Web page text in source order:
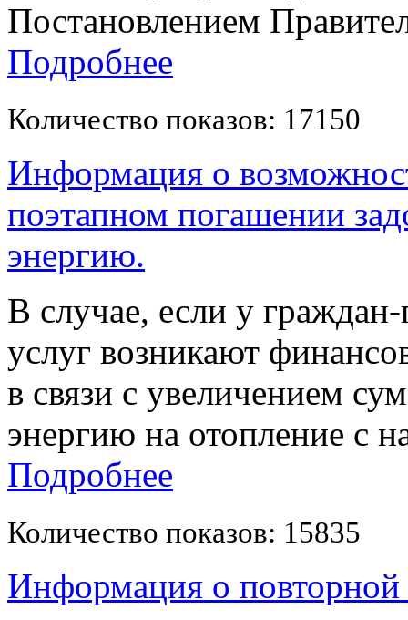
Постановлением
Подробнее
Количество показов: 17150
Информация о
поэтапном погашении
энергию.
В случае, если у
услуг возникают
в связи с увеличением
энергию на отопление с
Подробнее
Количество показов: 15835
Информация о